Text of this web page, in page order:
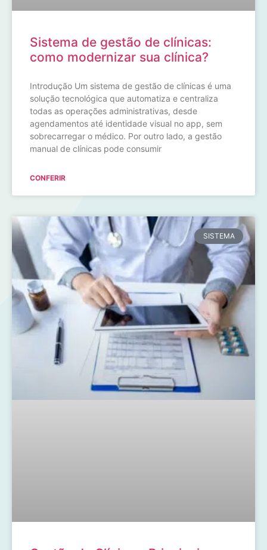
Sistema de gestão de clínicas:
como modernizar sua clínica?
Introdução Um sistema de gestão de clínicas é uma
solução tecnológica que automatiza e centraliza
todas as operações administrativas, desde
agendamentos até identidade visual no app, sem
sobrecarregar o médico. Por outro lado, a gestão
manual de clínicas pode consumir
CONFERIR
SISTEMA